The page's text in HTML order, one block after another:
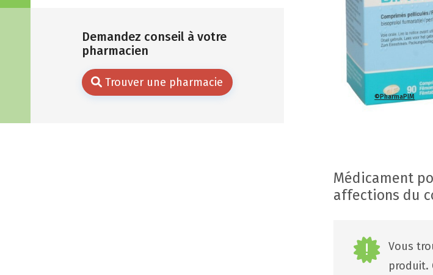
Demandez conseil à votre
pharmacien
Trouver une pharmacie
©PharmaPIM
Médicament
affections du
Vous
produit.